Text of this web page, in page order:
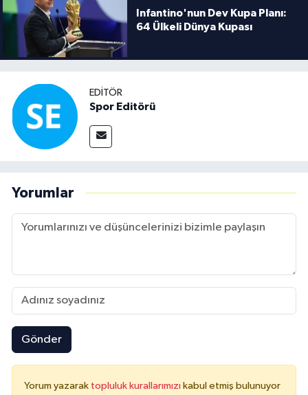
Infantino'nun Dev Kupa Planı:
64 Ülkeli Dünya Kupası
EDITÖR
Spor Editörü
Yorumlar
Gönder
Yorum yazarak topluluk kurallarımızı kabul etmiş bulunuyor